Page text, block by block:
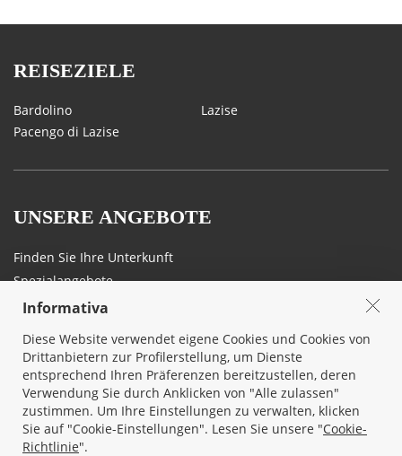
REISEZIELE
Bardolino
Lazise
Pacengo di Lazise
UNSERE ANGEBOTE
Finden Sie Ihre Unterkunft
Spezialangebote
THEMEN
Land und Kulinarisches
Sport, Kunst und Natur
lazise-
ferienwohnungen.ch
Über uns
Informativa
Diese Website verwendet eigene Cookies und Cookies von
Drittanbietern zur Profilerstellung, um Dienste
entsprechend Ihren Präferenzen bereitzustellen, deren
Verwendung Sie durch Anklicken von "Alle zulassen"
zustimmen. Um Ihre Einstellungen zu verwalten, klicken
Sie auf "Cookie-Einstellungen". Lesen Sie unsere "Cookie-
Richtlinie".